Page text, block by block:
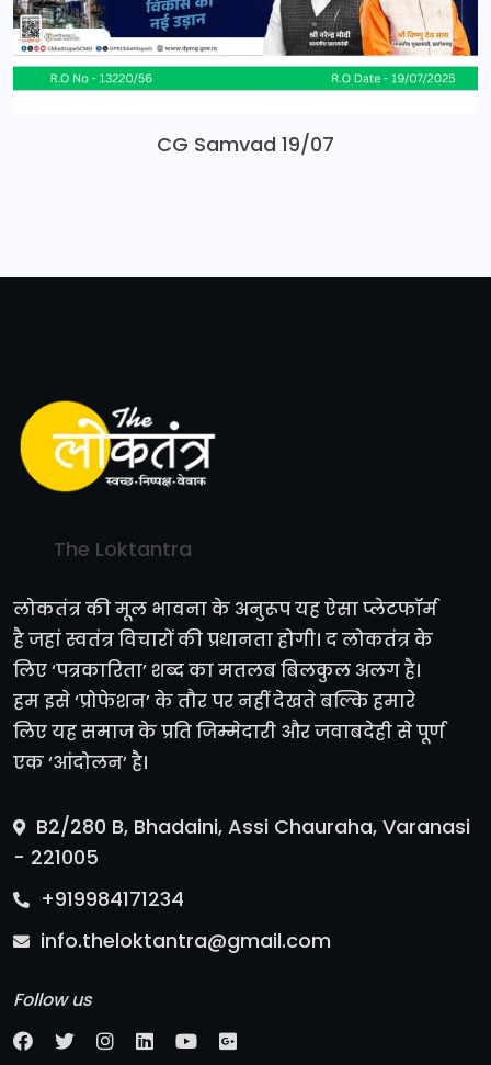
CG Samvad 19/07
The Loktantra
लोकतंत्र की मूल भावना के अनुरूप यह ऐसा प्लेटफॉर्म
है जहां स्वतंत्र विचारों की प्रधानता होगी। द लोकतंत्र के
लिए ‘पत्रकारिता’ शब्द का मतलब बिलकुल अलग है।
हम इसे ‘प्रोफेशन’ के तौर पर नहीं देखते बल्कि हमारे
लिए यह समाज के प्रति जिम्मेदारी और जवाबदेही से पूर्ण
एक ‘आंदोलन’ है।
B2/280 B, Bhadaini, Assi Chauraha, Varanasi
- 221005
+919984171234
info.theloktantra@gmail.com
Follow us